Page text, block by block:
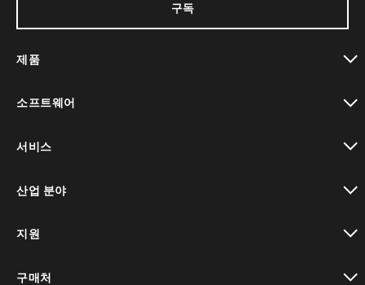
구독
제품
소프트웨어
서비스
산업 분야
지원
구매처